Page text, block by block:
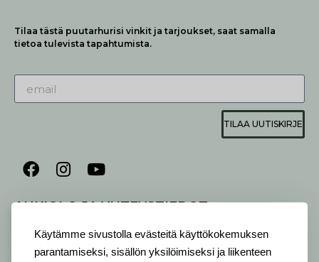
Käytämme sivustolla evästeitä käyttökokemuksen
parantamiseksi, sisällön yksilöimiseksi ja liikenteen
Tilaa tästä puutarhurisi vinkit ja tarjoukset, saat samalla
tietoa tulevista tapahtumista.
TILAA UUTISKIRJE
AUKIOLO JA YHTEYSTIEDOT
ALVELEMME:
Ma-Pe 9-20 I La 10-18 I Su 10-17